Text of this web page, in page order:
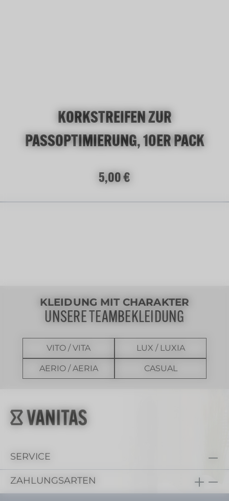
KORKSTREIFEN ZUR
PASSOPTIMIERUNG, 10ER PACK
Regulärer Preis:
5,00 €
KLEIDUNG MIT CHARAKTER
UNSERE TEAMBEKLEIDUNG
VITO / VITA LUX / LUXIA
AERIO / AERIA CASUAL
SERVICE
ZAHLUNGSARTEN